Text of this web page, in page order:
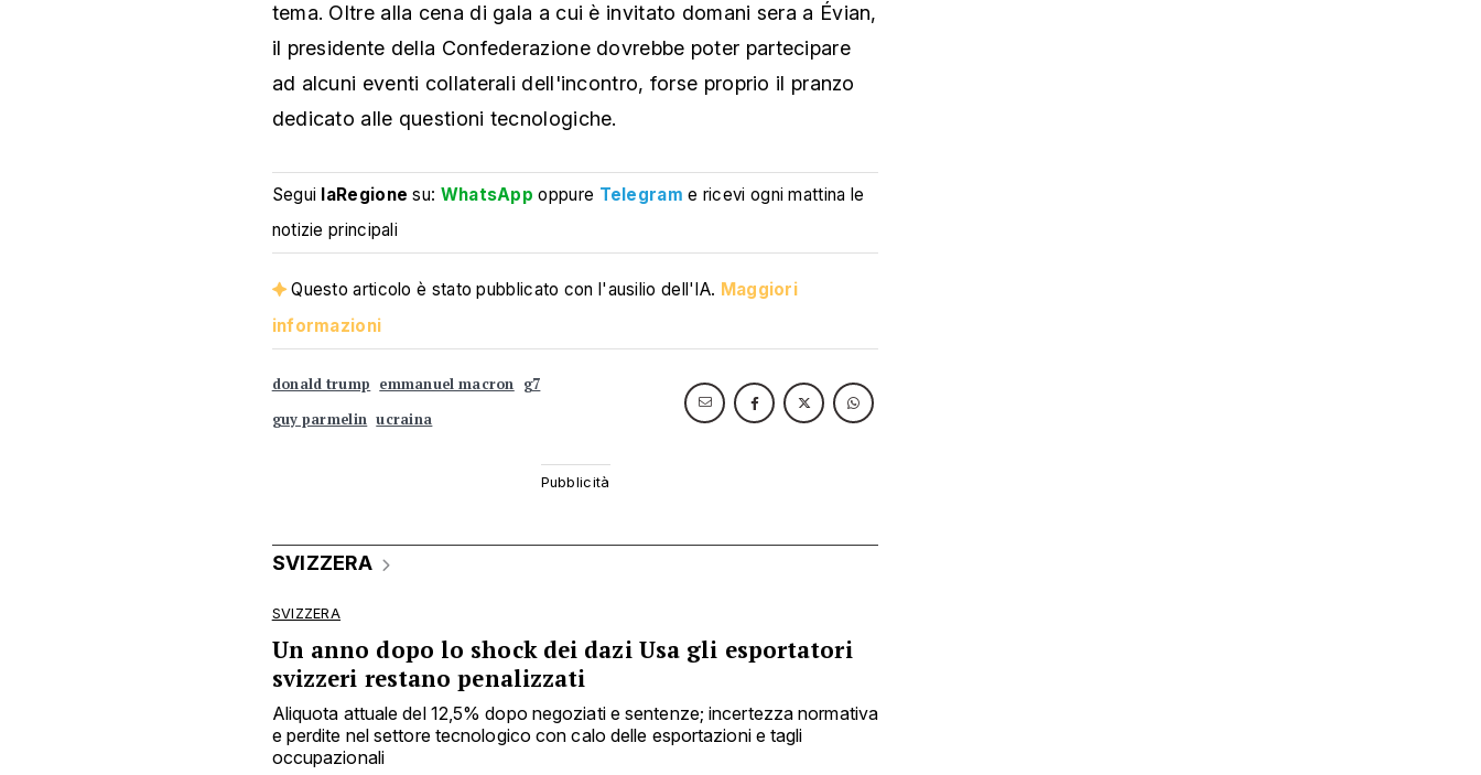
tema. Oltre alla cena di gala a cui è invitato domani sera a Évian,
il presidente della Confederazione dovrebbe poter partecipare
ad alcuni eventi collaterali dell'incontro, forse proprio il pranzo
dedicato alle questioni tecnologiche.
Segui laRegione su: WhatsApp oppure Telegram e ricevi ogni mattina le
notizie principali
Questo articolo è stato pubblicato con l'ausilio dell'IA. Maggiori
informazioni
donald trump emmanuel macron g7
guy parmelin ucraina
SVIZZERA
SVIZZERA
Un anno dopo lo shock dei dazi Usa gli esportatori
svizzeri restano penalizzati
Aliquota attuale del 12,5% dopo negoziati e sentenze; incertezza normativa
e perdite nel settore tecnologico con calo delle esportazioni e tagli
occupazionali